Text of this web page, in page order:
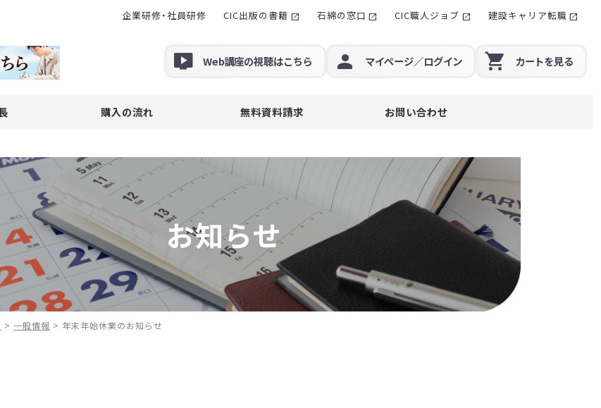
Web講座の視聴はこちら マイページ／ログイン カートを見る
購入の流れ 無料資料請求 お問い合わせ
企業研修・社員研修 CIC出版の書籍 石綿の窓口 CIC職人ジョブ 建設キャリア転職
お知らせ
> 一般情報 > 年末年始休業のお知らせ